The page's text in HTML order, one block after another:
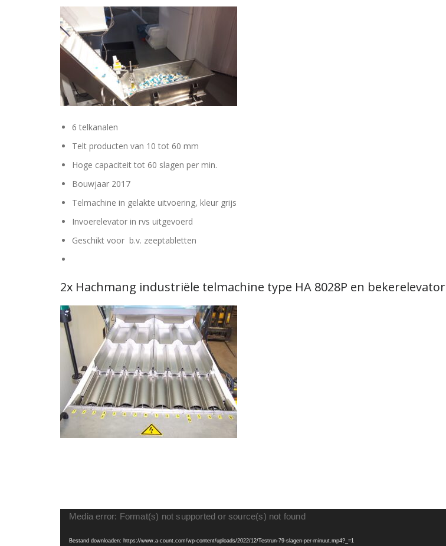
6 telkanalen
Telt producten van 10 tot 60 mm
Hoge capaciteit tot 60 slagen per min.
Bouwjaar 2017
Telmachine in gelakte uitvoering, kleur grijs
Invoerelevator in rvs uitgevoerd
Geschikt voor b.v. zeeptabletten
2x Hachmang industriële telmachine type HA 8028P en bekerelevator
Videospeler
Media error: Format(s) not supported or source(s) not found
Bestand downloaden: https://www.a-count.com/wp-content/uploads/2022/12/Testrun-79-slagen-per-minuut.mp4?_=1